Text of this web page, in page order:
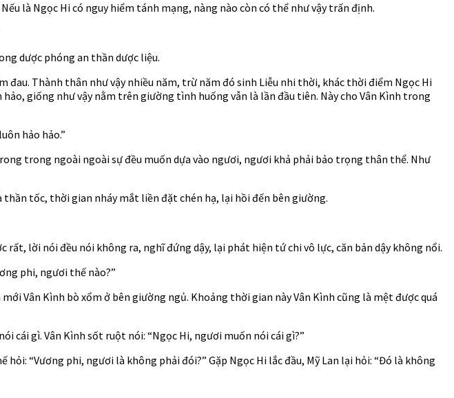
là Ngọc Hi có nguy hiểm tánh mạng, nàng nào còn có thể như vậy trấn định.
dược phóng an thần dược liệu.
Thành thân như vậy nhiều năm, trừ năm đó sinh Liễu nhi thời, khác thời điểm Ngọc Hi
giống như vậy nằm trên giường tình huống vẫn là lần đầu tiên. Này cho Vân Kình trong
hảo hảo.”
trong ngoài ngoài sự đều muốn dựa vào ngươi, ngươi khả phải bảo trọng thân thể. Như
thần tốc, thời gian nháy mắt liền đặt chén hạ, lại hồi đến bên giường.
lời nói đều nói không ra, nghĩ đứng dậy, lại phát hiện tứ chi vô lực, căn bản dậy không nổi.
phi, ngươi thế nào?”
Vân Kình bò xổm ở bên giường ngủ. Khoảng thời gian này Vân Kình cũng là mệt được quá
cái gì. Vân Kình sốt ruột nói: “Ngọc Hi, ngươi muốn nói cái gì?”
“Vương phi, ngươi là không phải đói?” Gặp Ngọc Hi lắc đầu, Mỹ Lan lại hỏi: “Đó là không